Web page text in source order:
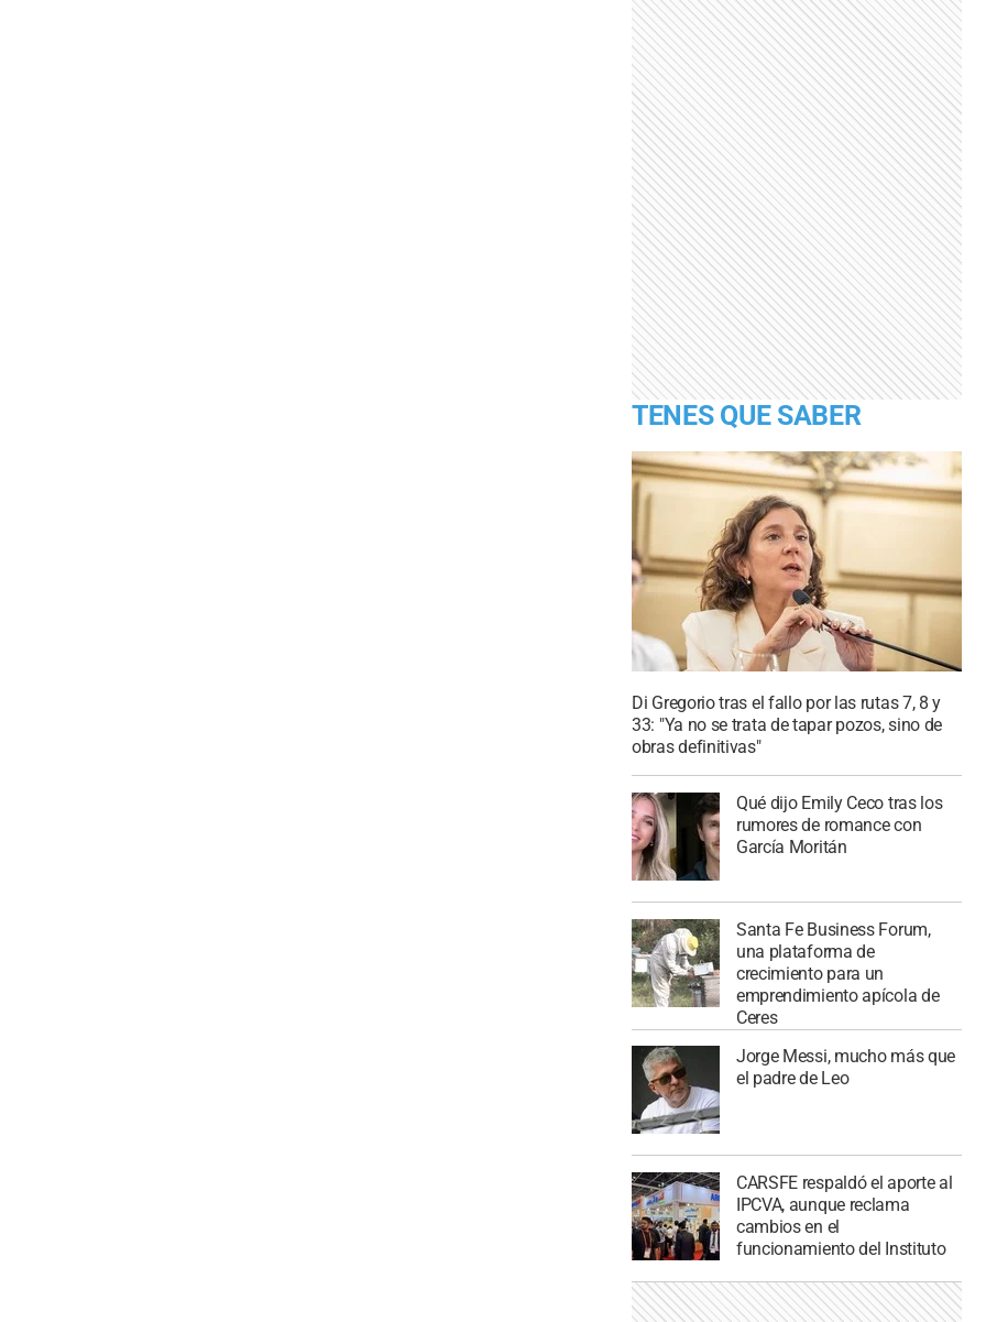
TENES QUE SABER
Di Gregorio tras el fallo por las rutas 7, 8 y
33: "Ya no se trata de tapar pozos, sino de
obras definitivas"
Qué dijo Emily Ceco tras los
rumores de romance con
García Moritán
Santa Fe Business Forum,
una plataforma de
crecimiento para un
emprendimiento apícola de
Ceres
Jorge Messi, mucho más que
el padre de Leo
CARSFE respaldó el aporte al
IPCVA, aunque reclama
cambios en el
funcionamiento del Instituto